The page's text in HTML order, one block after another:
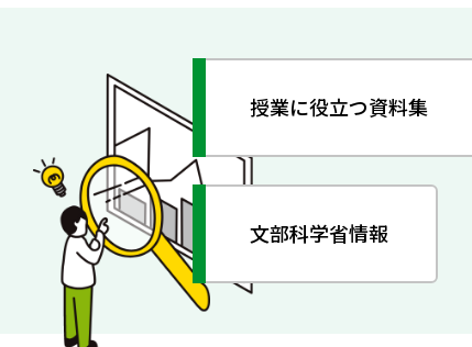
授業に役立つ資料集
文部科学省情報